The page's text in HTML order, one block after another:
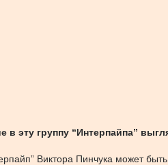
эту группу “Интерпайпа”
Виктора Пинчука может быть